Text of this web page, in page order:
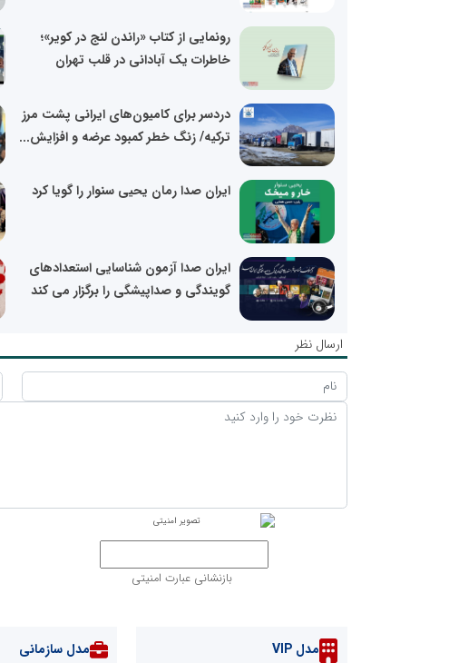
رونمایی از کتاب «راندن لنج در کویر»؛
خاطرات یک آبادانی در قلب تهران
دردسر برای کامیون‌های ایرانی پشت مرز
ترکیه/ زنگ خطر کمبود عرضه و افزایش...
ایران صدا رمان یحیی سنوار را گویا کرد
ایران صدا آزمون شناسایی استعدادهای
گویندگی و صداپیشگی را برگزار می کند
ارسال نظر
بازنشانی عبارت امنیتی
مدل VIP
مدل سازمانی